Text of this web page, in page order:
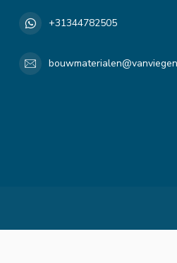
+31344782505